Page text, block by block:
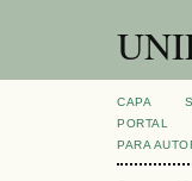
CAPA
PORTAL
PARA